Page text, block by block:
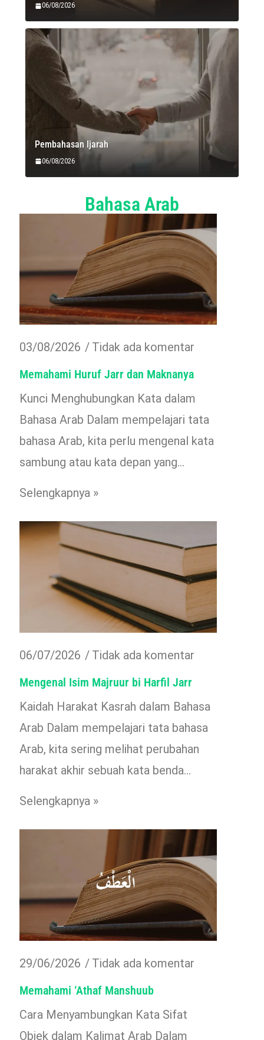
06/08/2026
Pembahasan Ijarah
06/08/2026
Bahasa Arab
03/08/2026
Tidak ada komentar
Memahami Huruf Jarr dan Maknanya
Kunci Menghubungkan Kata dalam
Bahasa Arab Dalam mempelajari tata
bahasa Arab, kita perlu mengenal kata
sambung atau kata depan yang…
Selengkapnya »
06/07/2026
Tidak ada komentar
Mengenal Isim Majruur bi Harfil Jarr
Kaidah Harakat Kasrah dalam Bahasa
Arab Dalam mempelajari tata bahasa
Arab, kita sering melihat perubahan
harakat akhir sebuah kata benda…
Selengkapnya »
29/06/2026
Tidak ada komentar
Memahami ‘Athaf Manshuub
Cara Menyambungkan Kata Sifat
Objek dalam Kalimat Arab Dalam